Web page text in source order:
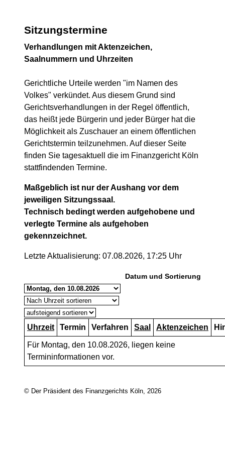
Sitzungstermine
Verhandlungen mit Aktenzeichen,
Saalnummern und Uhrzeiten
Gerichtliche Urteile werden "im Namen des
Volkes" verkündet. Aus diesem Grund sind
Gerichtsverhandlungen in der Regel öffentlich,
das heißt jede Bürgerin und jeder Bürger hat die
Möglichkeit als Zuschauer an einem öffentlichen
Gerichtstermin teilzunehmen. Auf dieser Seite
finden Sie tagesaktuell die im Finanzgericht Köln
stattfindenden Termine.
Maßgeblich ist nur der Aushang vor dem
jeweiligen Sitzungssaal.
Technisch bedingt werden aufgehobene und
verlegte Termine als aufgehoben
gekennzeichnet.
Letzte Aktualisierung: 07.08.2026, 17:25 Uhr
Datum und Sortierung
Uhrzeit Termin Verfahren Saal Aktenzeichen
Für Montag, den 10.08.2026, liegen keine
Termininformationen vor.
© Der Präsident des Finanzgerichts Köln, 2026